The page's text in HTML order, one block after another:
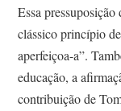
Essa
clássico princípio
aperfeiçoa-a”.
educação, a
contribuição de